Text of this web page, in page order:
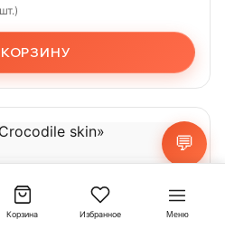
КОРЗИНУ
skin» коричневые
Корзина Избранное Меню
💬